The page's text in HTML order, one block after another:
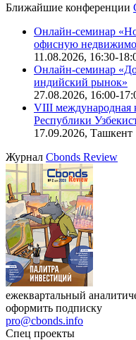
Ближайшие конференции
Онлайн-семинар
офисную
11.08.2026, 16:30-
Онлайн-семинар
индийский рынок»
27.08.2026, 16:00-
VIII международная
Республики
17.09.2026, Ташкент
Журнал Cbonds Review
ежеквартальный
оформить подписку
pro@cbonds.info
Спец проекты